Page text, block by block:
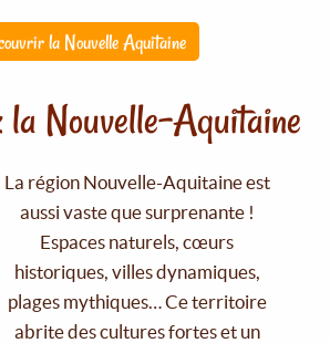
la Nouvelle Aquitaine
la Nouvelle-Aquitaine
La région Nouvelle-Aquitaine est
aussi vaste que surprenante !
Espaces naturels, cœurs
historiques, villes dynamiques,
plages mythiques… Ce territoire
abrite des cultures fortes et un